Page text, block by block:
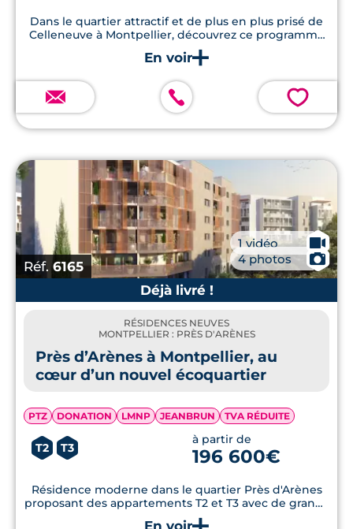
Dans le quartier attractif et de plus en plus prisé de
Celleneuve à Montpellier, découvrez ce programme
immobilier neuf proposant 44 appartements T1, T2,
T3 et T4 avec espace extérieur privatif.
💗
Réf.6165
1 vidéo 🎥
4 photos
📷
Déjà livré !
RÉSIDENCES NEUVES
MONTPELLIER : PRÈS D'ARÈNES
Près d’Arènes à Montpellier, au
cœur d’un nouvel écoquartier
PTZ DONATION LMNP JEANBRUN TVA RÉDUITE
T2 T3
à partir de
196 600€
Résidence moderne dans le quartier Près d'Arènes
proposant des appartements T2 et T3 avec de grands
espaces communs paysagers.